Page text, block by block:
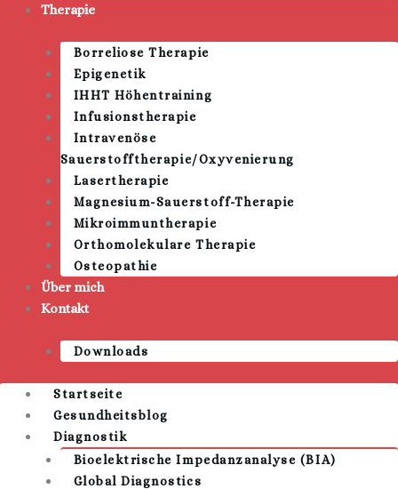
Therapie
Borreliose Therapie
Epigenetik
IHHT Höhentraining
Infusionstherapie
Intravenöse
Sauerstofftherapie/Oxyvenierung
Lasertherapie
Magnesium-Sauerstoff-Therapie
Mikroimmuntherapie
Orthomolekulare Therapie
Osteopathie
Über mich
Kontakt
Downloads
Startseite
Gesundheitsblog
Diagnostik
Bioelektrische Impedanzanalyse (BIA)
Global Diagnostics